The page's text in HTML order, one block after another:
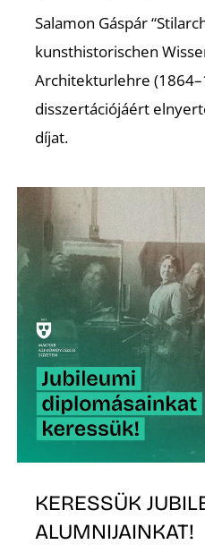
Salamon Gáspár
kunsthistorischen
Architekturlehre
disszertációjáért
díjat.
KERESSÜK
ALUMNIJAINKAT!